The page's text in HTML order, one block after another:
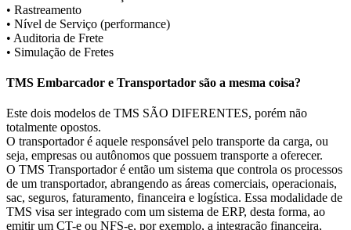
• Rastreamento
• Nível de Serviço (performance)
• Auditoria de Frete
• Simulação de Fretes
TMS Embarcador e Transportador são a mesma coisa?
Este dois modelos de TMS SÃO DIFERENTES, porém não
totalmente opostos.
O transportador é aquele responsável pelo transporte da carga, ou
seja, empresas ou autônomos que possuem transporte a oferecer.
O TMS Transportador é então um sistema que controla os processos
de um transportador, abrangendo as áreas comerciais, operacionais,
sac, seguros, faturamento, financeira e logística. Essa modalidade de
TMS visa ser integrado com um sistema de ERP, desta forma, ao
emitir um CT-e ou NFS-e, por exemplo, a integração financeira,